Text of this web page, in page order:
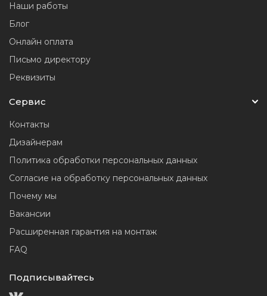
Наши работы
Блог
Онлайн оплата
Письмо директору
Реквизиты
Сервис
Контакты
Дизайнерам
Политика обработки персональных данных
Согласие на обработку персональных данных
Почему мы
Вакансии
Расширенная гарантия на монтаж
FAQ
Подписывайтесь